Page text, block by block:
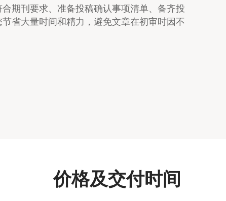
期刊要求、准备投稿确认事项清单、备齐投
省大量时间和精力，避免文章在初审时因不
价格及交付时间